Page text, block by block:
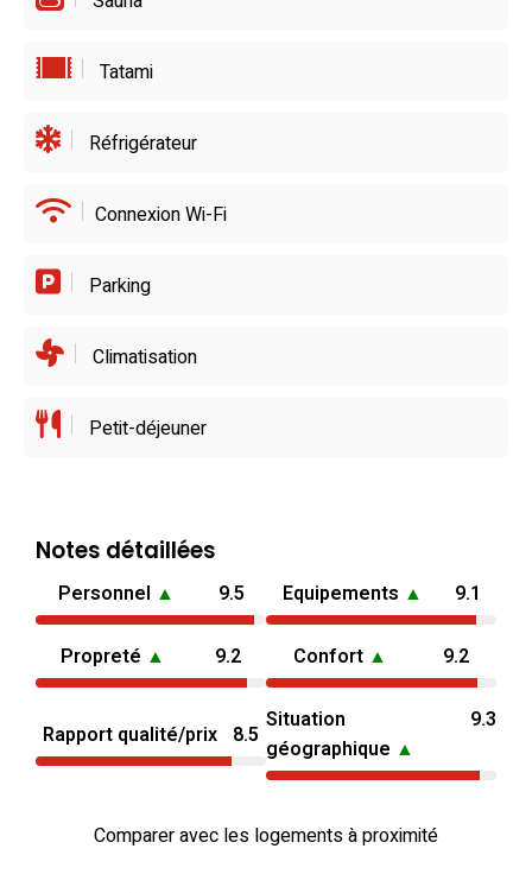
Tatami
Réfrigérateur
Connexion Wi-Fi
Parking
Climatisation
Petit-déjeuner
Notes détaillées
Personnel ▲ 9.5 Equipements ▲ 9.1
Propreté ▲ 9.2 Confort ▲ 9.2
Rapport qualité/prix 8.5
Situation
géographique ▲
9.3
Comparer avec les logements à proximité